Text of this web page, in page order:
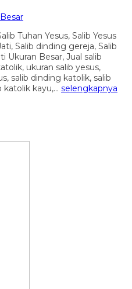
Tuhan Yesus, Salib Yesus
Salib dinding gereja, Salib
Ukuran Besar, Jual salib
ukuran salib yesus,
salib dinding katolik, salib
katolik kayu,… selengkapnya